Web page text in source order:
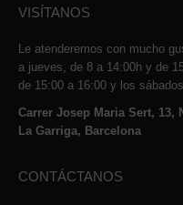
VISÍTANOS
Le atenderemos con mucho
a jueves, de 8 a 14:00h y de
de 15:00 a 16:00 y los
Carrer Josep Maria Sert, 13,
La Garriga, Barcelona
CONTÁCTANOS